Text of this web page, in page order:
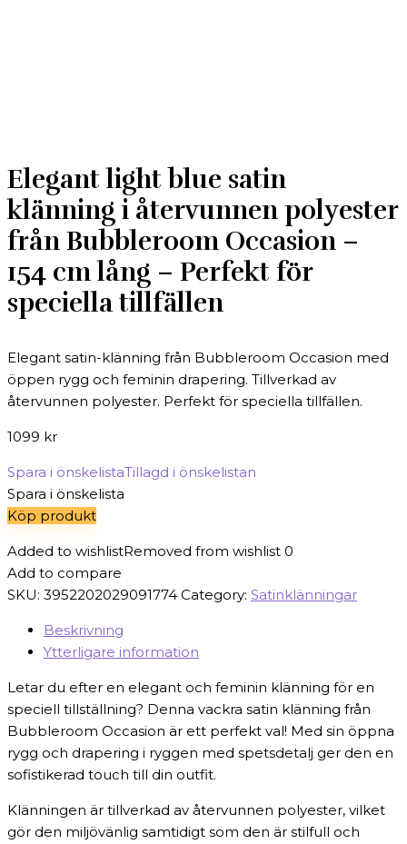
Elegant light blue satin
klänning i återvunnen polyester
från Bubbleroom Occasion –
154 cm lång – Perfekt för
speciella tillfällen
Elegant satin-klänning från Bubbleroom Occasion med
öppen rygg och feminin drapering. Tillverkad av
återvunnen polyester. Perfekt för speciella tillfällen.
1099 kr
Spara i önskelistaTillagd i önskelistan
Spara i önskelista
Köp produkt
Added to wishlistRemoved from wishlist 0
Add to compare
SKU: 3952202029091774 Category: Satinklänningar
Beskrivning
Ytterligare information
Letar du efter en elegant och feminin klänning för en
speciell tillställning? Denna vackra satin klänning från
Bubbleroom Occasion är ett perfekt val! Med sin öppna
rygg och drapering i ryggen med spetsdetalj ger den en
sofistikerad touch till din outfit.
Klänningen är tillverkad av återvunnen polyester, vilket
gör den miljövänlig samtidigt som den är stilfull och